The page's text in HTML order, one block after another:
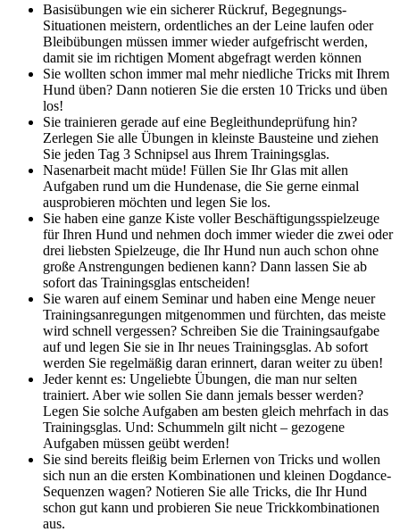
Basisübungen wie ein sicherer Rückruf, Begegnungs-
Situationen meistern, ordentliches an der Leine laufen oder
Bleibübungen müssen immer wieder aufgefrischt werden,
damit sie im richtigen Moment abgefragt werden können
Sie wollten schon immer mal mehr niedliche Tricks mit Ihrem
Hund üben? Dann notieren Sie die ersten 10 Tricks und üben
los!
Sie trainieren gerade auf eine Begleithundeprüfung hin?
Zerlegen Sie alle Übungen in kleinste Bausteine und ziehen
Sie jeden Tag 3 Schnipsel aus Ihrem Trainingsglas.
Nasenarbeit macht müde! Füllen Sie Ihr Glas mit allen
Aufgaben rund um die Hundenase, die Sie gerne einmal
ausprobieren möchten und legen Sie los.
Sie haben eine ganze Kiste voller Beschäftigungsspielzeuge
für Ihren Hund und nehmen doch immer wieder die zwei oder
drei liebsten Spielzeuge, die Ihr Hund nun auch schon ohne
große Anstrengungen bedienen kann? Dann lassen Sie ab
sofort das Trainingsglas entscheiden!
Sie waren auf einem Seminar und haben eine Menge neuer
Trainingsanregungen mitgenommen und fürchten, das meiste
wird schnell vergessen? Schreiben Sie die Trainingsaufgabe
auf und legen Sie sie in Ihr neues Trainingsglas. Ab sofort
werden Sie regelmäßig daran erinnert, daran weiter zu üben!
Jeder kennt es: Ungeliebte Übungen, die man nur selten
trainiert. Aber wie sollen Sie dann jemals besser werden?
Legen Sie solche Aufgaben am besten gleich mehrfach in das
Trainingsglas. Und: Schummeln gilt nicht – gezogene
Aufgaben müssen geübt werden!
Sie sind bereits fleißig beim Erlernen von Tricks und wollen
sich nun an die ersten Kombinationen und kleinen Dogdance-
Sequenzen wagen? Notieren Sie alle Tricks, die Ihr Hund
schon gut kann und probieren Sie neue Trickkombinationen
aus.